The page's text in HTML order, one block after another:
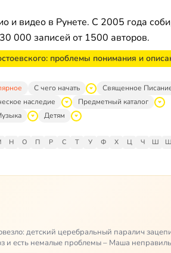
и видео в Рунете. С 2005 года
000 записей от 1500 авторов.
проблемы понимания и
С чего начать
Священное
наследие
Предметный каталог
Детям
Н О П Р С Т У Ф Х Ц Ч Ш
детский церебральный паралич
и есть немалые проблемы – Маша